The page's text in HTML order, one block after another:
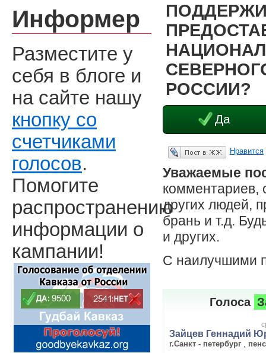
РОССИИ?
Да
Опубликовать в ЖЖ Нравится
Уважаемые
комментариев,
других людей,
брань и т.д.
и других.
С наилучшими
Голоса
Зайцев Геннадий
г.Санкт - петербург
Информер
Разместите у
себя в блоге и
на сайте нашу
кнопку со
счетчиками
голосов.
Помогите
распространению
информации о
кампании!